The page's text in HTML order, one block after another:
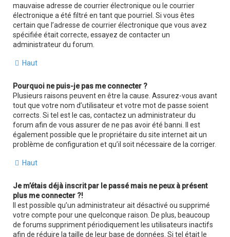
mauvaise adresse de courrier électronique ou le courrier
électronique a été filtré en tant que pourriel. Si vous êtes
certain que l’adresse de courrier électronique que vous avez
spécifiée était correcte, essayez de contacter un
administrateur du forum.
Haut
Pourquoi ne puis-je pas me connecter ?
Plusieurs raisons peuvent en être la cause. Assurez-vous avant
tout que votre nom d’utilisateur et votre mot de passe soient
corrects. Si tel est le cas, contactez un administrateur du
forum afin de vous assurer de ne pas avoir été banni. Il est
également possible que le propriétaire du site internet ait un
problème de configuration et qu’il soit nécessaire de la corriger.
Haut
Je m’étais déjà inscrit par le passé mais ne peux à présent
plus me connecter ?!
Il est possible qu’un administrateur ait désactivé ou supprimé
votre compte pour une quelconque raison. De plus, beaucoup
de forums suppriment périodiquement les utilisateurs inactifs
afin de réduire la taille de leur base de données. Si tel était le